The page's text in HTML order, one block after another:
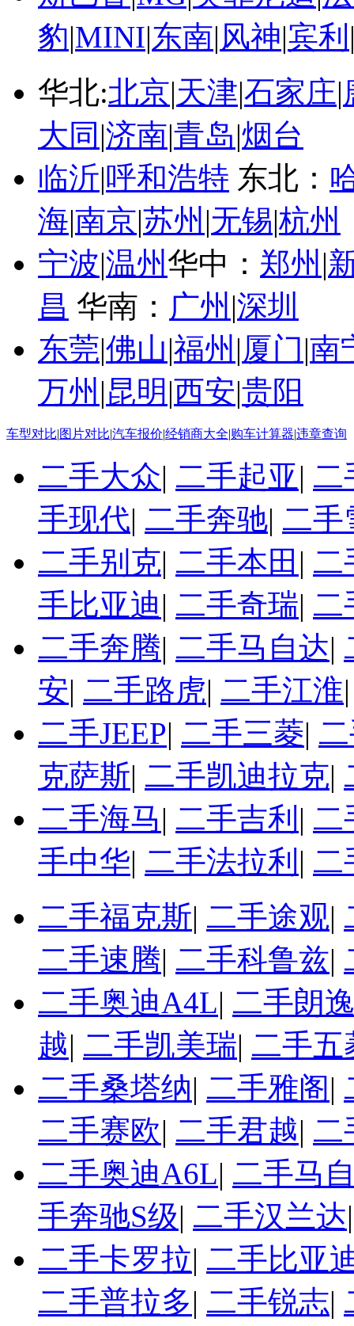
豹|MINI|东南|风神|宾利
华北:北京|天津|石家庄|
大同 |济南|青岛|烟台
临沂|呼和浩特 东北：
海|南京|苏州 |无锡|杭州
宁波|温州华中： 郑州 |
昌 华南： 广州 |深圳
东莞|佛山|福州 |厦门|南
万州 |昆明 |西安|贵阳
车型对比|图片对比|汽车报价|经销商大全|购车计算器|违章查询
二手大众| 二手起亚| 二
手现代| 二手奔驰| 二手
二手别克| 二手本田 | 二
手比亚迪| 二手奇瑞| 二
二手奔腾| 二手马自达|
安| 二手路虎| 二手江淮
二手JEEP| 二手三菱|
克萨斯| 二手凯迪拉克|
二手海马| 二手吉利 | 二
手中华| 二手法拉利 | 二
二手福克斯| 二手途观|
二手速腾| 二手科鲁兹|
二手奥迪A4L| 二手朗
越| 二手凯美瑞| 二手五
二手桑塔纳| 二手雅阁|
二手赛欧| 二手君越| 二
二手奥迪A6L| 二手马
手奔驰S级| 二手汉兰达
二手卡罗拉| 二手比亚
二手普拉多| 二手锐志|